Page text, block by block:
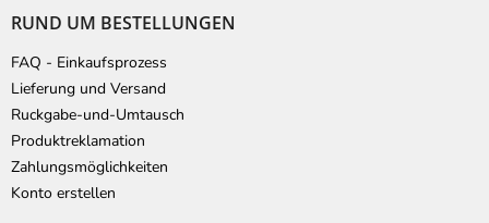
RUND UM BESTELLUNGEN
FAQ - Einkaufsprozess
Lieferung und Versand
Ruckgabe-und-Umtausch
Produktreklamation
Zahlungsmöglichkeiten
Konto erstellen